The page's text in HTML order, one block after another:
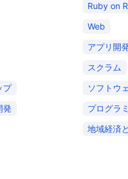
Ruby on
Web
アプリ開
スクラム
プ
ソフトウ
発
プログラ
地域経済